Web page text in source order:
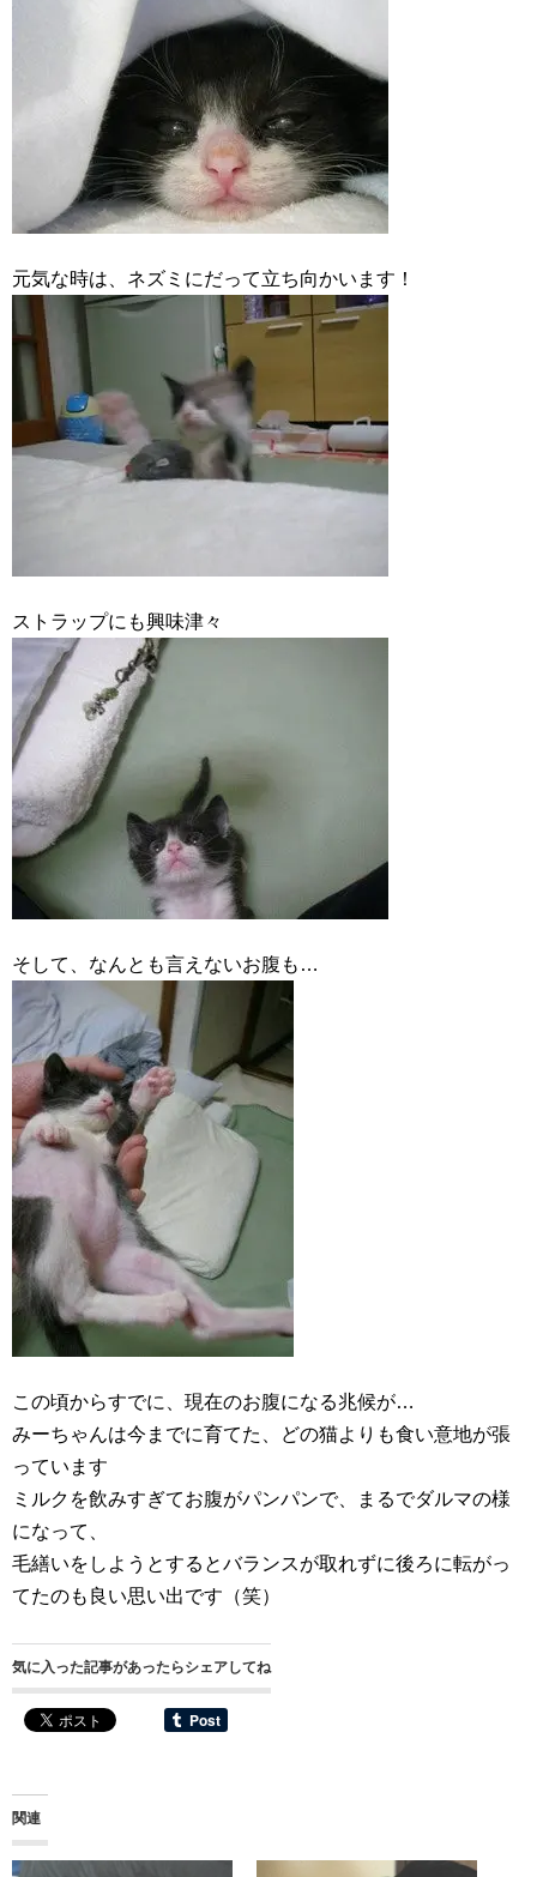
元気な時は、ネズミにだって立ち向かいます！
ストラップにも興味津々
そして、なんとも言えないお腹も…
この頃からすでに、現在のお腹になる兆候が…
みーちゃんは今までに育てた、どの猫よりも食い意地が張
っています
ミルクを飲みすぎてお腹がパンパンで、まるでダルマの様
になって、
毛繕いをしようとするとバランスが取れずに後ろに転がっ
てたのも良い思い出です（笑）
気に入った記事があったらシェアしてね
関連